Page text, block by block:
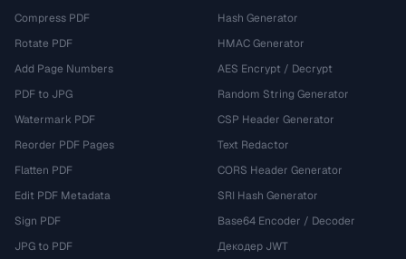
Compress PDF
Rotate PDF
Add Page Numbers
PDF to JPG
Watermark PDF
Reorder PDF Pages
Flatten PDF
Edit PDF Metadata
Sign PDF
JPG to PDF
Hash Generator
HMAC Generator
AES Encrypt / Decrypt
Random String Generator
CSP Header Generator
Text Redactor
CORS Header Generator
SRI Hash Generator
Base64 Encoder / Decoder
Декодер JWT